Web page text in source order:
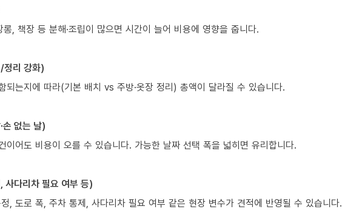
, 책장 등 분해·조립이 많으면 시간이 늘어 비용에 영향을 줍니다.
정리 강화)
되는지에 따라(기본 배치 vs 주방·옷장 정리) 총액이 달라질 수 있습니다.
손 없는 날)
이어도 비용이 오를 수 있습니다. 가능한 날짜 선택 폭을 넓히면 유리합니다.
사다리차 필요 여부 등)
, 도로 폭, 주차 통제, 사다리차 필요 여부 같은 현장 변수가 견적에 반영될 수 있습니다.